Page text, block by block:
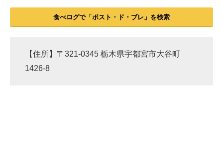
食べログで「ポスト・ド・ブレ」を検索
【住所】〒321-0345 栃木県宇都宮市大谷町
1426-8